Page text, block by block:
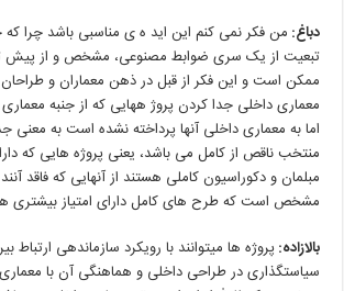
دباغ: من فکر نمی کنم این اید ه ی مناسبی باشد چرا
تبعیت از یک سری ضوابط مصنوعی، مشخص و از پیش
ممکن استو اینفکر ازقبلدرذهن معمارانوطراحان
معماریداخلی جداکردن پروژ ههایی که ازجنبه معماری
امابه معماریداخلی آنها پرداختهنشده استبه معنی
منتخبناقص ازکامل می باشد، یعنی پروژه هایی که
مبلمانودکوراسیونکاملی هستند ازآنهایی کهفاقد آنند
مشخص استکهطرح هایکاملدارای امتیازبیشتری
بالازاده: پروژه ها میتوانند با رویکرد سازماندهی ارتباط
سیاستگذاری در طراحی داخلی و هماهنگی آن با